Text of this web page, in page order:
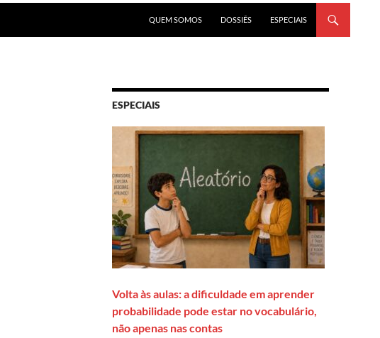
QUEM SOMOS
DOSSIÊS ESPECIAIS
ESPECIAIS
Volta às aulas: a dificuldade em aprender
probabilidade pode estar no vocabulário,
não apenas nas contas